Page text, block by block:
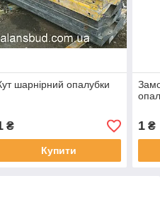
шарнірний опалубки
₴
Купити
1 ₴